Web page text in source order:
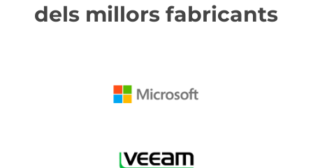
dels millors fabricants